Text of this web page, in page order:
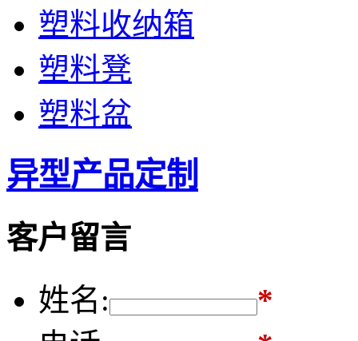
塑料收纳箱
塑料凳
塑料盆
异型产品定制
客户留言
姓名:
*